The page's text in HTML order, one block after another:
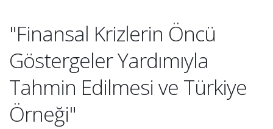
"Finansal Krizlerin Öncü
Göstergeler Yardımıyla
Tahmin Edilmesi ve Türkiye
Örneği"